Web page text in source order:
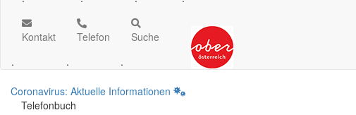
Kontakt
.
Telefon
.
Suche
.
Coronavirus: Aktuelle Informationen
Telefonbuch